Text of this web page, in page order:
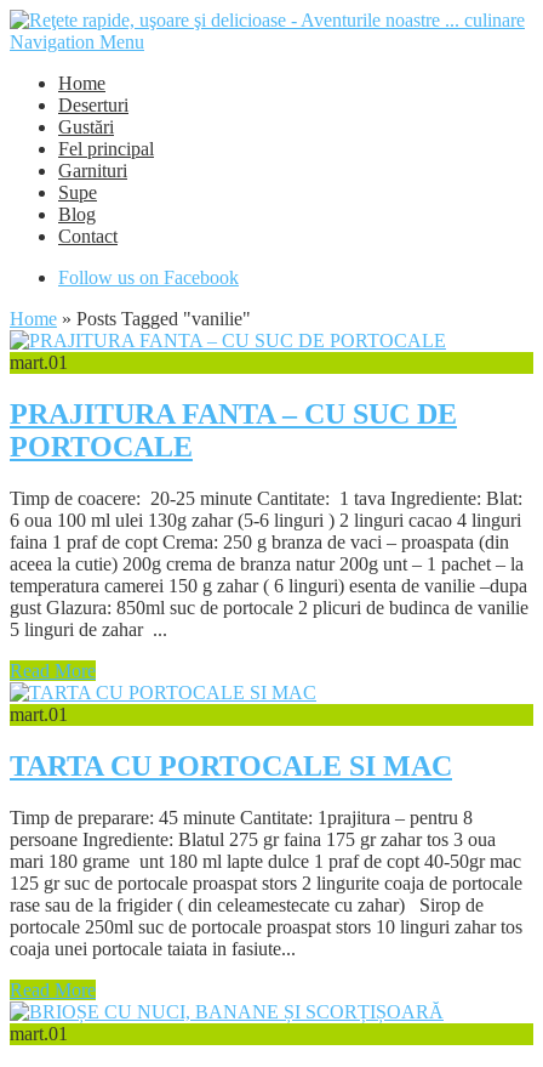
Navigation Menu
Home
Deserturi
Gustări
Fel principal
Garnituri
Supe
Blog
Contact
Follow us on Facebook
Home » Posts Tagged "vanilie"
mart.01
PRAJITURA FANTA – CU SUC DE
PORTOCALE
Timp de coacere: 20-25 minute Cantitate: 1 tava Ingrediente: Blat:
6 oua 100 ml ulei 130g zahar (5-6 linguri ) 2 linguri cacao 4 linguri
faina 1 praf de copt Crema: 250 g branza de vaci – proaspata (din
aceea la cutie) 200g crema de branza natur 200g unt – 1 pachet – la
temperatura camerei 150 g zahar ( 6 linguri) esenta de vanilie –dupa
gust Glazura: 850ml suc de portocale 2 plicuri de budinca de vanilie
5 linguri de zahar ...
Read More
mart.01
TARTA CU PORTOCALE SI MAC
Timp de preparare: 45 minute Cantitate: 1prajitura – pentru 8
persoane Ingrediente: Blatul 275 gr faina 175 gr zahar tos 3 oua
mari 180 grame unt 180 ml lapte dulce 1 praf de copt 40-50gr mac
125 gr suc de portocale proaspat stors 2 lingurite coaja de portocale
rase sau de la frigider ( din celeamestecate cu zahar) Sirop de
portocale 250ml suc de portocale proaspat stors 10 linguri zahar tos
coaja unei portocale taiata in fasiute...
Read More
mart.01